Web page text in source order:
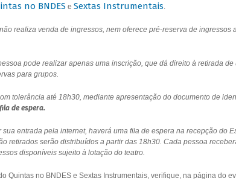
no BNDES e Sextas Instrumentais.
realiza venda de ingressos, nem oferece pré-reserva de ingressos
pode realizar apenas uma inscrição, que dá direito à retirada
para grupos.
tolerância até 18h30, mediante apresentação do documento de
de espera.
entrada pela internet, haverá uma fila de espera na recepção do
retirados serão distribuídos a partir das 18h30. Cada pessoa
disponíveis sujeito à lotação do teatro.
Quintas no BNDES e Sextas Instrumentais, verifique, na página do